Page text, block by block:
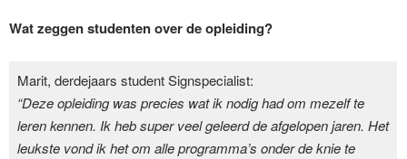
Wat zeggen studenten over de opleiding?
Marit, derdejaars student Signspecialist:
“Deze opleiding was precies wat ik nodig had om mezelf te
leren kennen. Ik heb super veel geleerd de afgelopen jaren. Het
leukste vond ik het om alle programma’s onder de knie te